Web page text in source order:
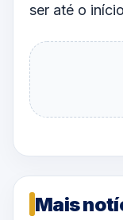
ser até o
Mais